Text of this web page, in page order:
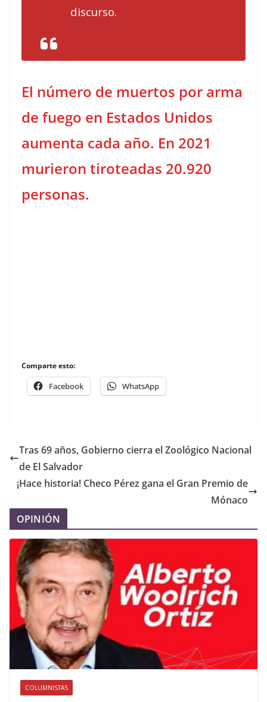
discurso.
El número de muertos por arma
de fuego en Estados Unidos
aumenta cada año. En 2021
murieron tiroteadas 20.920
personas.
Comparte esto:
Facebook WhatsApp
Tras 69 años, Gobierno cierra el Zoológico Nacional
de El Salvador
¡Hace historia! Checo Pérez gana el Gran Premio de
Mónaco
OPINIÓN
COLUMNISTAS